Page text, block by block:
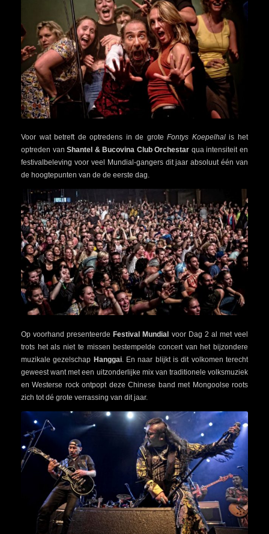
Voor wat betreft de optredens in de groteFontys Koepelhalis het
optreden vanShantel & Bucovina Club Orchestar qua intensiteit en
festivalbeleving voor veel Mundial-gangers dit jaar absoluut één van
de hoogtepunten van de de eerste dag.
Op voorhand presenteerde Festival Mundial voor Dag 2 al met veel
trots het als niet te missen bestempelde concert van het bijzondere
muzikale gezelschap Hanggai. En naar blijkt is dit volkomen terecht
geweest want met een uitzonderlijke mix van traditionele volksmuziek
en Westerse rock ontpopt deze Chinese band met Mongoolse roots
zich tot dé grote verrassing van dit jaar.